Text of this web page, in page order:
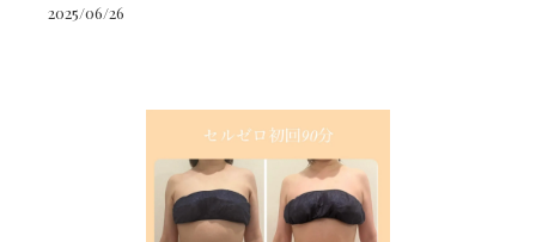
2025/06/26